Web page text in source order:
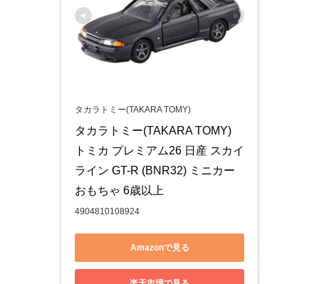
タカラトミー(TAKARA TOMY)
タカラトミー(TAKARA TOMY)
トミカ プレミアム26 日産 スカイ
ライン GT-R (BNR32) ミニカー
おもちゃ 6歳以上
4904810108924
Amazonで見る